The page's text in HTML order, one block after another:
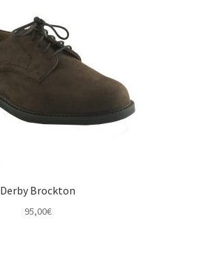
Derby Brockton
95,00€